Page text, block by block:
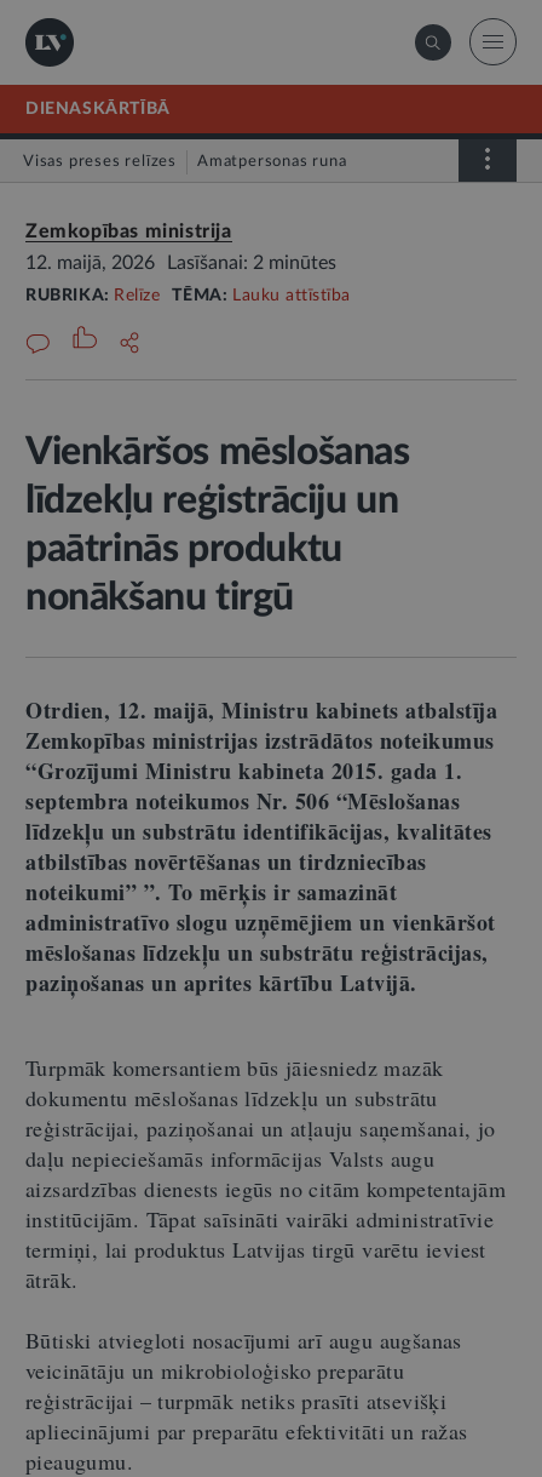
DIENASKĀRTĪBĀ
Visas preses relīzes Amatpersonas runa
Zemkopības ministrija
12. maijā, 2026
Lasīšanai: 2 minūtes
RUBRIKA: Relīze TĒMA: Lauku attīstība
Vienkāršos mēslošanas
līdzekļu reģistrāciju un
paātrinās produktu
nonākšanu tirgū
Otrdien, 12. maijā, Ministru kabinets atbalstīja
Zemkopības ministrijas izstrādātos noteikumus
“Grozījumi Ministru kabineta 2015. gada 1.
septembra noteikumos Nr. 506 “Mēslošanas
līdzekļu un substrātu identifikācijas, kvalitātes
atbilstības novērtēšanas un tirdzniecības
noteikumi” ”. To mērķis ir samazināt
administratīvo slogu uzņēmējiem un vienkāršot
mēslošanas līdzekļu un substrātu reģistrācijas,
paziņošanas un aprites kārtību Latvijā.
Turpmāk komersantiem būs jāiesniedz mazāk
dokumentu mēslošanas līdzekļu un substrātu
reģistrācijai, paziņošanai un atļauju saņemšanai, jo
daļu nepieciešamās informācijas Valsts augu
aizsardzības dienests iegūs no citām kompetentajām
institūcijām. Tāpat saīsināti vairāki administratīvie
termiņi, lai produktus Latvijas tirgū varētu ieviest
ātrāk.
Būtiski atviegloti nosacījumi arī augu augšanas
veicinātāju un mikrobioloģisko preparātu
reģistrācijai – turpmāk netiks prasīti atsevišķi
apliecinājumi par preparātu efektivitāti un ražas
pieaugumu.